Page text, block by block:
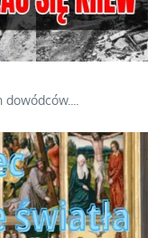
dowódców.